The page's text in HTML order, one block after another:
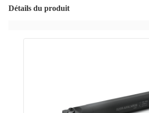
Détails du produit